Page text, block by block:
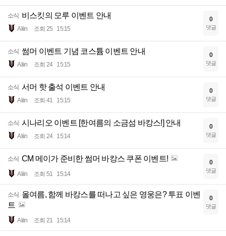
소식 비스킷의 모루 이벤트 안내
Aliin 조회 25 15:15
0
댓글
소식 썸머 이벤트 기념 코스튬 이벤트 안내
Aliin 조회 24 15:15
0
댓글
소식 서머 핫 출석 이벤트 안내
Aliin 조회 41 15:15
0
댓글
소식 시나리오 이벤트 [한여름의 소금섬 바캉스!] 안내
Aliin 조회 24 15:14
0
댓글
소식 CM 메이가 준비한 썸머 바캉스 쿠폰 이벤트!
Aliin 조회 51 15:14
0
댓글
소식
올여름, 함께 바캉스를 떠나고 싶은 영웅은? 투표 이벤
트
Aliin 조회 21 15:14
0
댓글